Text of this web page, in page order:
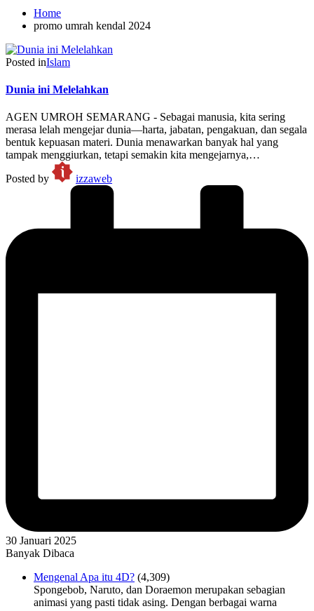
Home
promo umrah kendal 2024
Posted inIslam
Dunia ini Melelahkan
AGEN UMROH SEMARANG - Sebagai manusia, kita sering
merasa lelah mengejar dunia—harta, jabatan, pengakuan, dan segala
bentuk kepuasan materi. Dunia menawarkan banyak hal yang
tampak menggiurkan, tetapi semakin kita mengejarnya,…
Posted by
izzaweb
30 Januari 2025
Banyak Dibaca
Mengenal Apa itu 4D? (4,309)
Spongebob, Naruto, dan Doraemon merupakan sebagian
animasi yang pasti tidak asing. Dengan berbagai warna